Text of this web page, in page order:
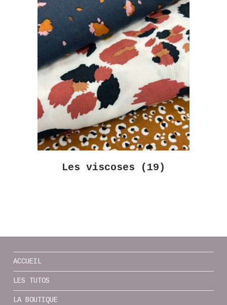
Les viscoses (19)
ACCUEIL
LES TUTOS
LA BOUTIQUE